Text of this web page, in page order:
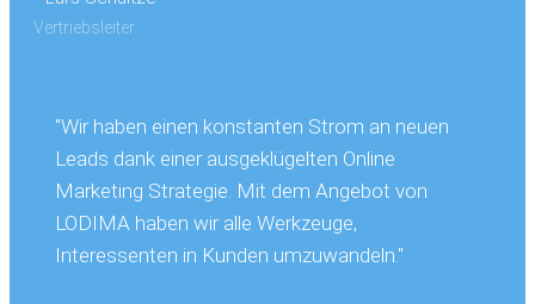
Vertriebsleiter
"Wir haben einen konstanten Strom an neuen
Leads dank einer ausgeklügelten Online
Marketing Strategie. Mit dem Angebot von
LODIMA haben wir alle Werkzeuge,
Interessenten in Kunden umzuwandeln."